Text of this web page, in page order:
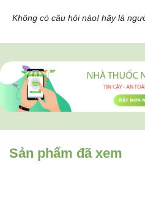
Không có câu hỏi nào! hãy là
Sản phẩm đã xem